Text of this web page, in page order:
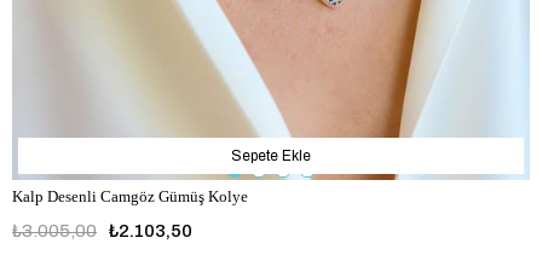
Kalp Desenli Camgöz Gümüş Kolye
₺2.103,50
₺3.005,00
Sepete Ekle